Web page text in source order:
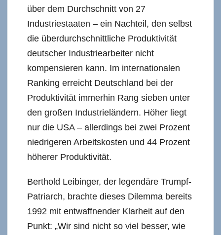
über dem Durchschnitt von 27
Industriestaaten – ein Nachteil, den selbst
die überdurchschnittliche Produktivität
deutscher Industriearbeiter nicht
kompensieren kann. Im internationalen
Ranking erreicht Deutschland bei der
Produktivität immerhin Rang sieben unter
den großen Industrieländern. Höher liegt
nur die USA – allerdings bei zwei Prozent
niedrigeren Arbeitskosten und 44 Prozent
höherer Produktivität.
Berthold Leibinger, der legendäre Trumpf-
Patriarch, brachte dieses Dilemma bereits
1992 mit entwaffnender Klarheit auf den
Punkt: „Wir sind nicht so viel besser, wie